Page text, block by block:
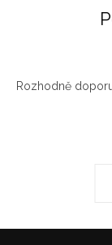
Rozhodně